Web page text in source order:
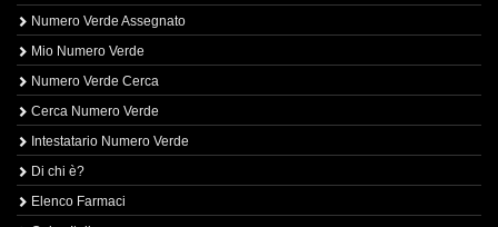
Numero Verde Assegnato
Mio Numero Verde
Numero Verde Cerca
Cerca Numero Verde
Intestatario Numero Verde
Di chi è?
Elenco Farmaci